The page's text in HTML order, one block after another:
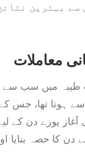
سے بہترین
معاملات
میں سب سے
سے ہوتا تھا، جس
آغاز پورے دن کے
دن کا حصہ بنایا